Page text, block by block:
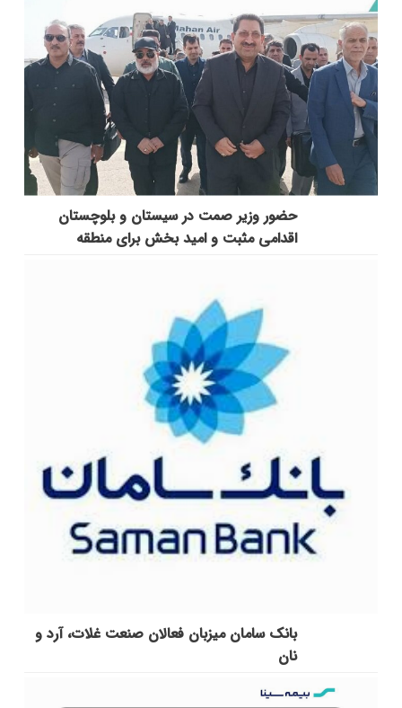
حضور وزیر صمت در سیستان و بلوچستان
اقدامی مثبت و امید بخش برای منطقه
بانک سامان میزبان فعالان صنعت غلات، آرد و
نان